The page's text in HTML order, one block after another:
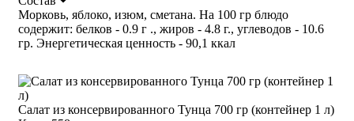
Морковь, яблоко, изюм, сметана. На 100 гр блюдо
содержит: белков - 0.9 г ., жиров - 4.8 г., углеводов - 10.6
гр. Энергетическая ценность - 90,1 ккал
Салат из консервированного Тунца 700 гр (контейнер 1 л)